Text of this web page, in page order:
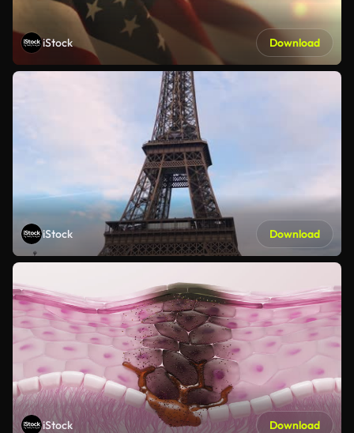
iStock Download
iStock Download
iStock Download